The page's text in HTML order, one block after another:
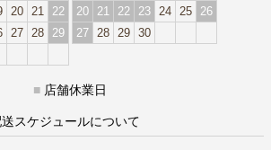
20 21
22
27 28
29
20
21 22 23 24 25
26
27
28 29 30
■ 店舗休業日
スケジュールについて